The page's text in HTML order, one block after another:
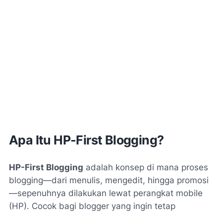
Apa Itu HP-First Blogging?
HP-First Blogging adalah konsep di mana proses
blogging—dari menulis, mengedit, hingga promosi
—sepenuhnya dilakukan lewat perangkat mobile
(HP). Cocok bagi blogger yang ingin tetap